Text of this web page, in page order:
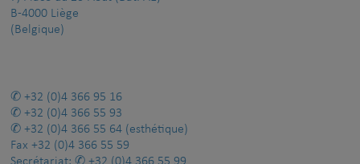
B-4000 Liège
(Belgique)
+32 (0)4 366 95 16
+32 (0)4 366 55 93
+32 (0)4 366 55 64 (esthétique)
Fax +32 (0)4 366 55 59